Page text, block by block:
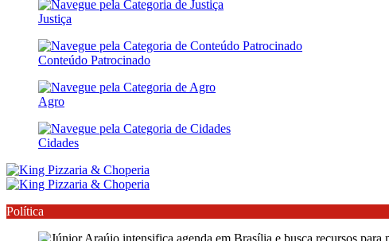
Justiça
Conteúdo Patrocinado
Agro
Cidades
Política